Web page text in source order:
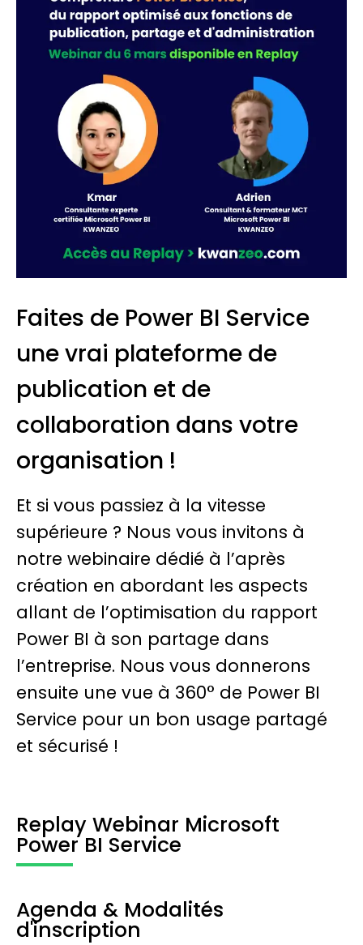
Faites de Power BI Service
une vrai plateforme de
publication et de
collaboration dans votre
organisation !
Et si vous passiez à la vitesse
supérieure ? Nous vous invitons à
notre webinaire dédié à l’après
création en abordant les aspects
allant de l’optimisation du rapport
Power BI à son partage dans
l’entreprise. Nous vous donnerons
ensuite une vue à 360° de Power BI
Service pour un bon usage partagé
et sécurisé !
Replay Webinar Microsoft
Power BI Service
Agenda & Modalités
d'inscription